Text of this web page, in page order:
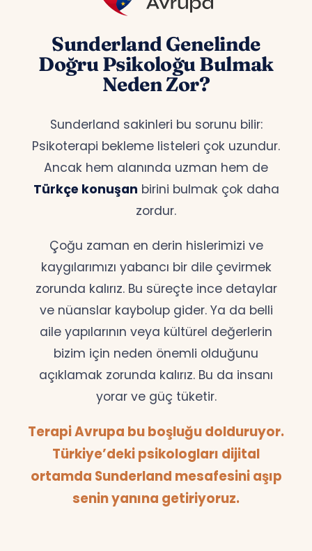
Sunderland Genelinde
Doğru Psikoloğu Bulmak
Neden Zor?
Sunderland sakinleri bu sorunu bilir:
Psikoterapi bekleme listeleri çok uzundur.
Ancak hem alanında uzman hem de
Türkçe konuşan birini bulmak çok daha
zordur.
Çoğu zaman en derin hislerimizi ve
kaygılarımızı yabancı bir dile çevirmek
zorunda kalırız. Bu süreçte ince detaylar
ve nüanslar kaybolup gider. Ya da belli
aile yapılarının veya kültürel değerlerin
bizim için neden önemli olduğunu
açıklamak zorunda kalırız. Bu da insanı
yorar ve güç tüketir.
Terapi Avrupa bu boşluğu dolduruyor.
Türkiye’deki psikologları dijital
ortamda Sunderland mesafesini aşıp
senin yanına getiriyoruz.